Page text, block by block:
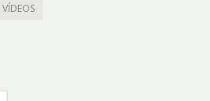
VÍDEOS